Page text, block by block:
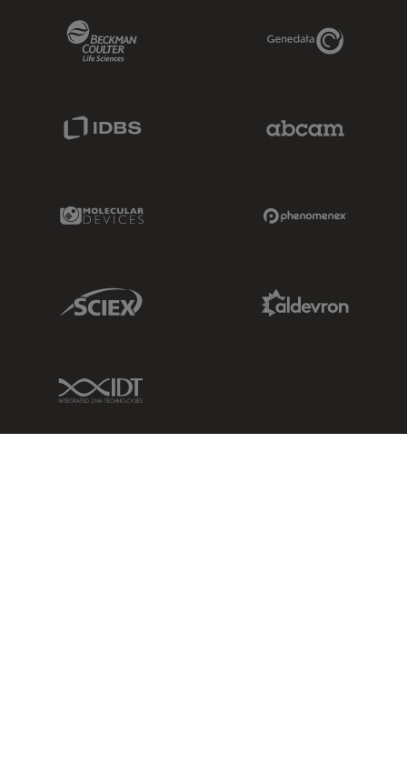
Genedata Link
Molecular Devices Link
Sciex Link
IDT Link